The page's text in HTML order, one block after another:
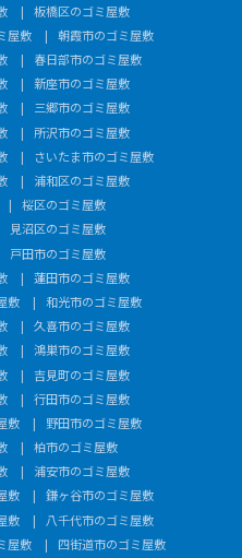
板橋区のゴミ屋敷
屋敷
朝霞市のゴミ屋敷
春日部市のゴミ屋敷
新座市のゴミ屋敷
三郷市のゴミ屋敷
所沢市のゴミ屋敷
さいたま市のゴミ屋敷
浦和区のゴミ屋敷
桜区のゴミ屋敷
見沼区のゴミ屋敷
戸田市のゴミ屋敷
蓮田市のゴミ屋敷
敷
和光市のゴミ屋敷
久喜市のゴミ屋敷
鴻巣市のゴミ屋敷
吉見町のゴミ屋敷
行田市のゴミ屋敷
敷
野田市のゴミ屋敷
柏市のゴミ屋敷
浦安市のゴミ屋敷
敷
鎌ヶ谷市のゴミ屋敷
敷
八千代市のゴミ屋敷
屋敷
四街道市のゴミ屋敷